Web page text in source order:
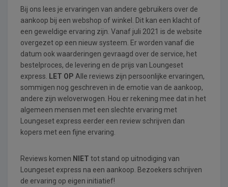
Bij ons lees je ervaringen van andere gebruikers over de
aankoop bij een webshop of winkel. Dit kan een klacht of
een geweldige ervaring zijn. Vanaf juli 2021 is de website
overgezet op een nieuw systeem. Er worden vanaf die
datum ook waarderingen gevraagd over de service, het
bestelproces, de levering en de prijs van Loungeset
express.
LET OP Alle reviews zijn persoonlijke ervaringen,
sommigen nog geschreven in de emotie van de aankoop,
andere zijn weloverwogen. Hou er rekening mee dat in het
algemeen mensen met een slechte ervaring met
Loungeset express eerder een review schrijven dan
kopers met een fijne ervaring.
Reviews komen NIET tot stand op uitnodiging van
Loungeset express na een aankoop. Bezoekers schrijven
de ervaring op eigen initiatief!